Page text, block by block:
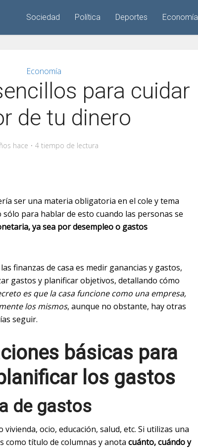
Sociedad Política Deportes Economía
Economía
para cuidar
de tu dinero
hace 4 tiempo de lectura
ser una materia obligatoria en el cole y tema
para hablar de esto cuando las personas se
ya sea por desempleo o gastos
finanzas de casa es medir ganancias y gastos,
gastos y planificar objetivos, detallando cómo
es que la casa funcione como una empresa,
los mismos, aunque no obstante, hay otras
seguir.
básicas para
los gastos
de gastos
ocio, educación, salud, etc. Si utilizas una
como título de columnas y anota cuánto, cuándo y